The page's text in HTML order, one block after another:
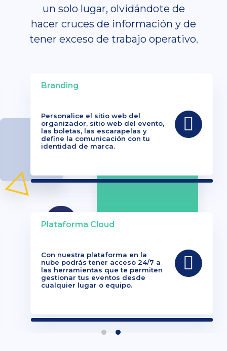
Branding
Personalice el sitio web del
organizador, sitio web del evento,
las boletas, las escarapelas y
define la comunicación con tu
identidad de marca.
Plataforma Cloud
Con nuestra plataforma en la
nube podrás tener acceso 24/7 a
las herramientas que te permiten
gestionar tus eventos desde
cualquier lugar o equipo.
un solo lugar, olvidándote de
hacer cruces de información y de
tener exceso de trabajo operativo.